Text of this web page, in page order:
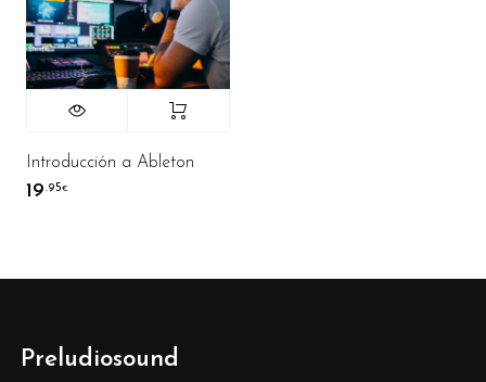
Introducción a Ableton
19.95€
Preludiosound